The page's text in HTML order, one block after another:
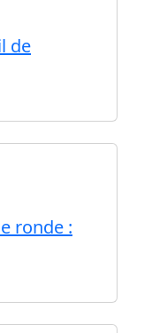
de
ronde :